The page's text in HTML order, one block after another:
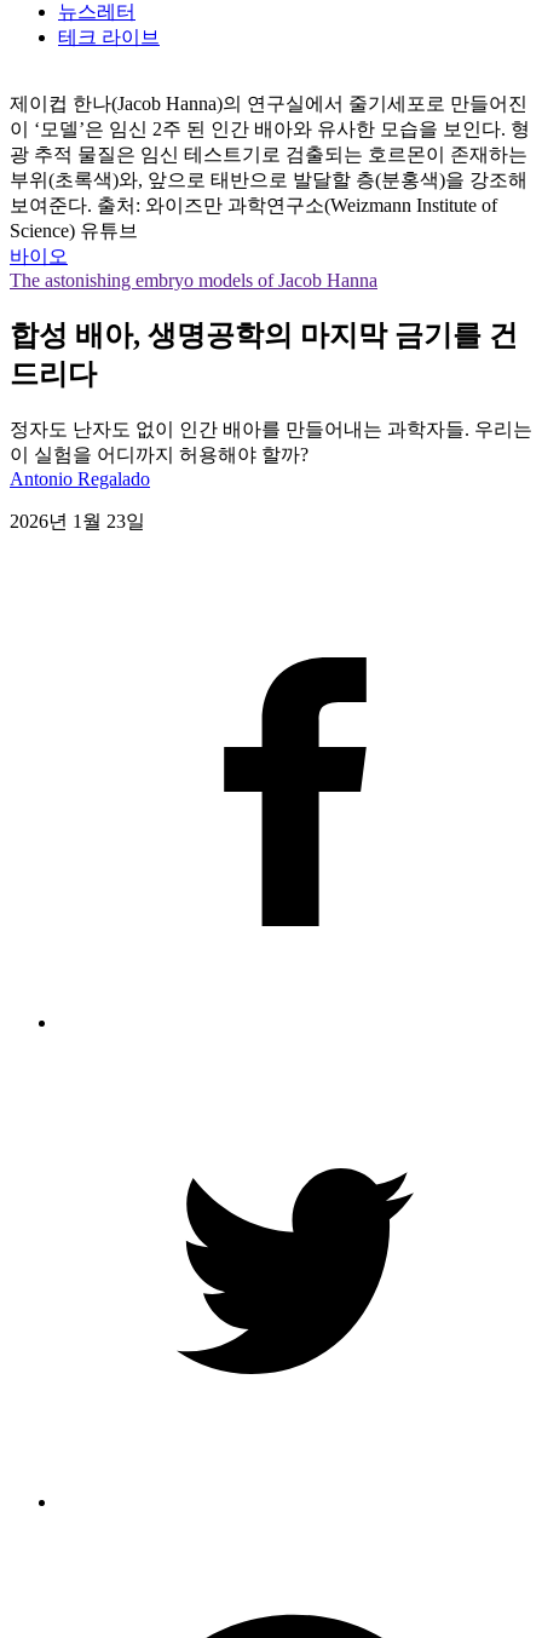
뉴스레터
테크 라이브
제이컵 한나(Jacob Hanna)의 연구실에서 줄기세포로 만들어진
이 ‘모델’은 임신 2주 된 인간 배아와 유사한 모습을 보인다. 형
광 추적 물질은 임신 테스트기로 검출되는 호르몬이 존재하는
부위(초록색)와, 앞으로 태반으로 발달할 층(분홍색)을 강조해
보여준다. 출처: 와이즈만 과학연구소(Weizmann Institute of
Science) 유튜브
바이오
The astonishing embryo models of Jacob Hanna
합성 배아, 생명공학의 마지막 금기를 건
드리다
정자도 난자도 없이 인간 배아를 만들어내는 과학자들. 우리는
이 실험을 어디까지 허용해야 할까?
Antonio Regalado
2026년 1월 23일